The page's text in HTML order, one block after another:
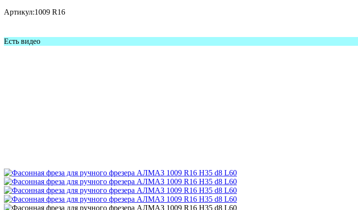
Артикул:1009 R16
Есть видео